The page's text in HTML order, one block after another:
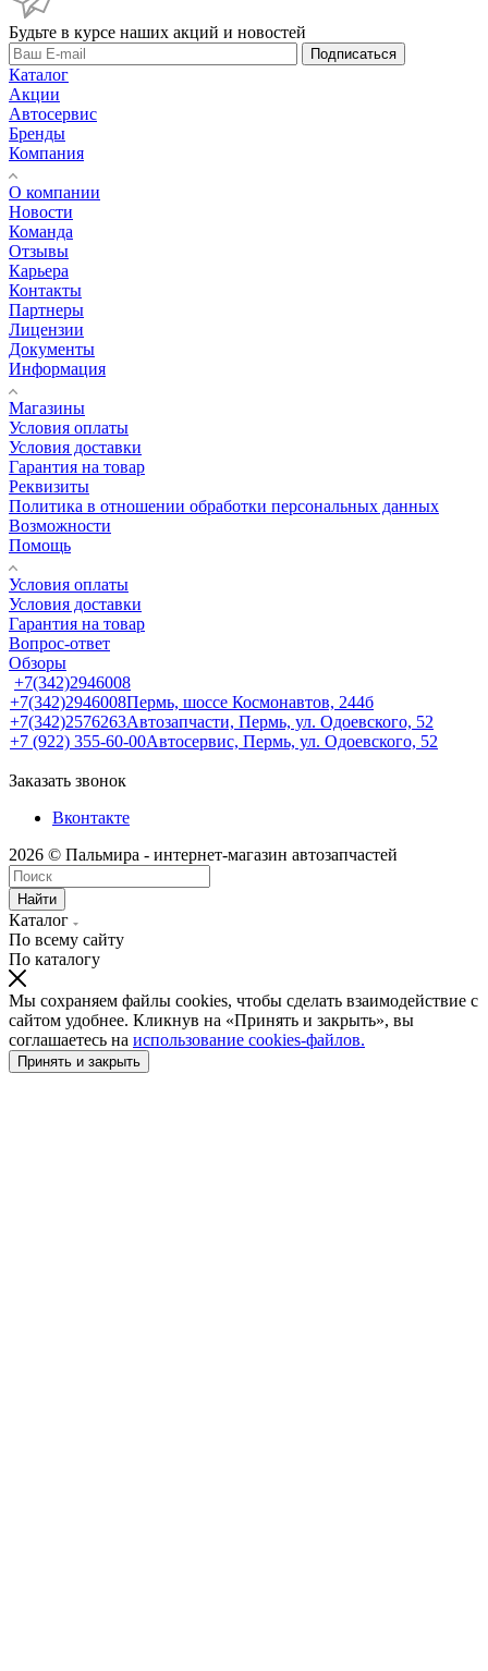
Будьте в курсе наших акций и новостей
Подписаться
Каталог
Акции
Автосервис
Бренды
Компания
О компании
Новости
Команда
Отзывы
Карьера
Контакты
Партнеры
Лицензии
Документы
Информация
Магазины
Условия оплаты
Условия доставки
Гарантия на товар
Реквизиты
Политика в отношении обработки персональных данных
Возможности
Помощь
Условия оплаты
Условия доставки
Гарантия на товар
Вопрос-ответ
Обзоры
+7(342)2946008
+7(342)2946008Пермь, шоссе Космонавтов, 244б
+7(342)2576263Автозапчасти, Пермь, ул. Одоевского, 52
+7 (922) 355-60-00Автосервис, Пермь, ул. Одоевского, 52
Заказать звонок
Вконтакте
2026 © Пальмира - интернет-магазин автозапчастей
Найти
Каталог
По всему сайту
По каталогу
Мы сохраняем файлы cookies, чтобы сделать взаимодействие с
сайтом удобнее. Кликнув на «Принять и закрыть», вы
соглашаетесь на использование cookies-файлов.
Принять и закрыть